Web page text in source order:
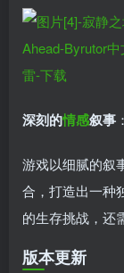
深刻的情感叙事 ：
游戏以细腻的叙
合，打造出一种
的生存挑战，还
版本更新